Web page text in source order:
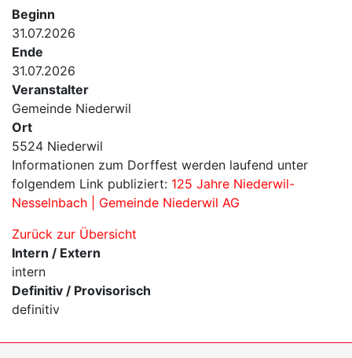
Beginn
31.07.2026
Ende
31.07.2026
Veranstalter
Gemeinde Niederwil
Ort
5524 Niederwil
Informationen zum Dorffest werden laufend unter
folgendem Link publiziert: 125 Jahre Niederwil-
Nesselnbach | Gemeinde Niederwil AG
Zurück zur Übersicht
Intern / Extern
intern
Definitiv / Provisorisch
definitiv